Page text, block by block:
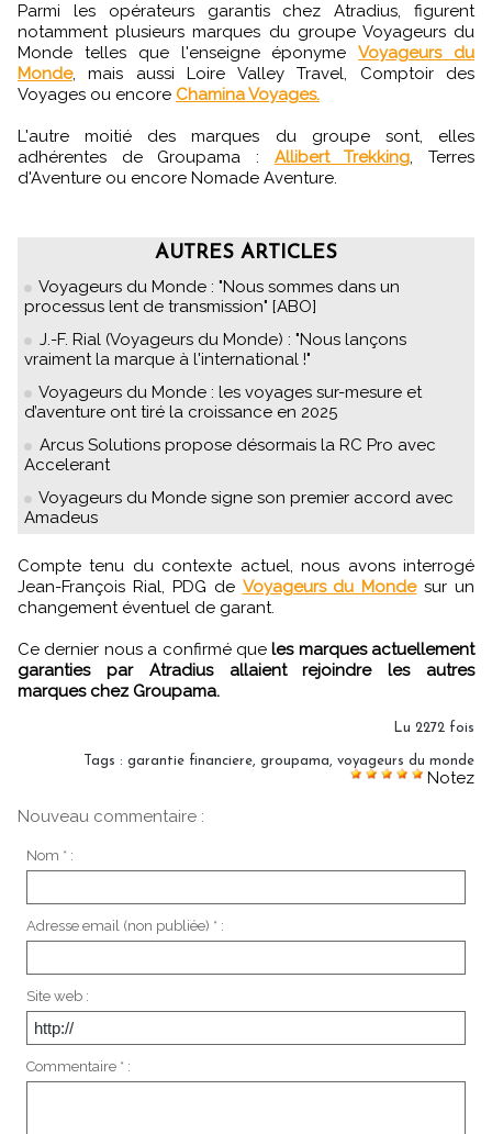
Parmi les opérateurs garantis chez Atradius, figurent
notamment plusieurs marques du groupe Voyageurs du
Monde telles que l'enseigne éponymeVoyageurs du
Monde, mais aussi Loire Valley Travel, Comptoir des
Voyages ou encore Chamina Voyages.
L'autre moitié des marques du groupe sont, elles
adhérentes de Groupama : Allibert Trekking, Terres
d'Aventure ou encore Nomade Aventure.
AUTRES ARTICLES
Voyageurs du Monde : "Nous sommes dans un
processus lent de transmission" [ABO]
J.-F. Rial (Voyageurs du Monde) : "Nous lançons
vraiment la marque à l'international !"
Voyageurs du Monde : les voyages sur-mesure et
d’aventure ont tiré la croissance en 2025
Arcus Solutions propose désormais la RC Pro avec
Accelerant
Voyageurs du Monde signe son premier accord avec
Amadeus
Compte tenu du contexte actuel, nous avons interrogé
Jean-François Rial, PDG de Voyageurs du Mondesur un
changement éventuel de garant.
Ce dernier nous a confirmé queles marques actuellement
garanties par Atradius allaient rejoindre les autres
marques chez Groupama.
Lu 2272 fois
Tags : garantie financiere, groupama, voyageurs du monde
Notez
Nouveau commentaire :
Nom * :
Adresse email (non publiée) * :
Site web :
Commentaire * :